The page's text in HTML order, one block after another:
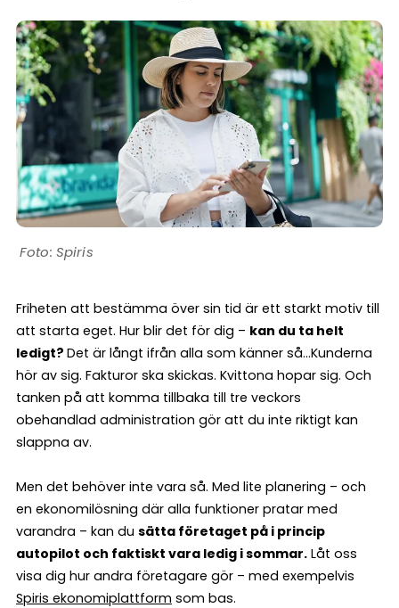
Spiris
Friheten att bestämma över sin tid är ett starkt motiv till
att starta eget. Hur blir det för dig – kan du ta helt
ledigt? Det är långt ifrån alla som känner så…Kunderna
hör av sig. Fakturor ska skickas. Kvittona hopar sig. Och
tanken på att komma tillbaka till tre veckors
obehandlad administration gör att du inte riktigt kan
slappna av.
Men det behöver inte vara så. Med lite planering – och
en ekonomilösning där alla funktioner pratar med
varandra – kan du sätta företaget på i princip
autopilot och faktiskt vara ledig i sommar. Låt oss
visa dig hur andra företagare gör – med exempelvis
Spiris ekonomiplattform som bas.